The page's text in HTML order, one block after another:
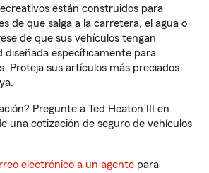
están construidos para
de que salga a la carretera, el agua o
de que sus vehículos tengan
diseñada específicamente para
Proteja sus artículos más preciados
Pregunte a Ted Heaton III en
una cotización de seguro de vehículos
electrónico a un agente para